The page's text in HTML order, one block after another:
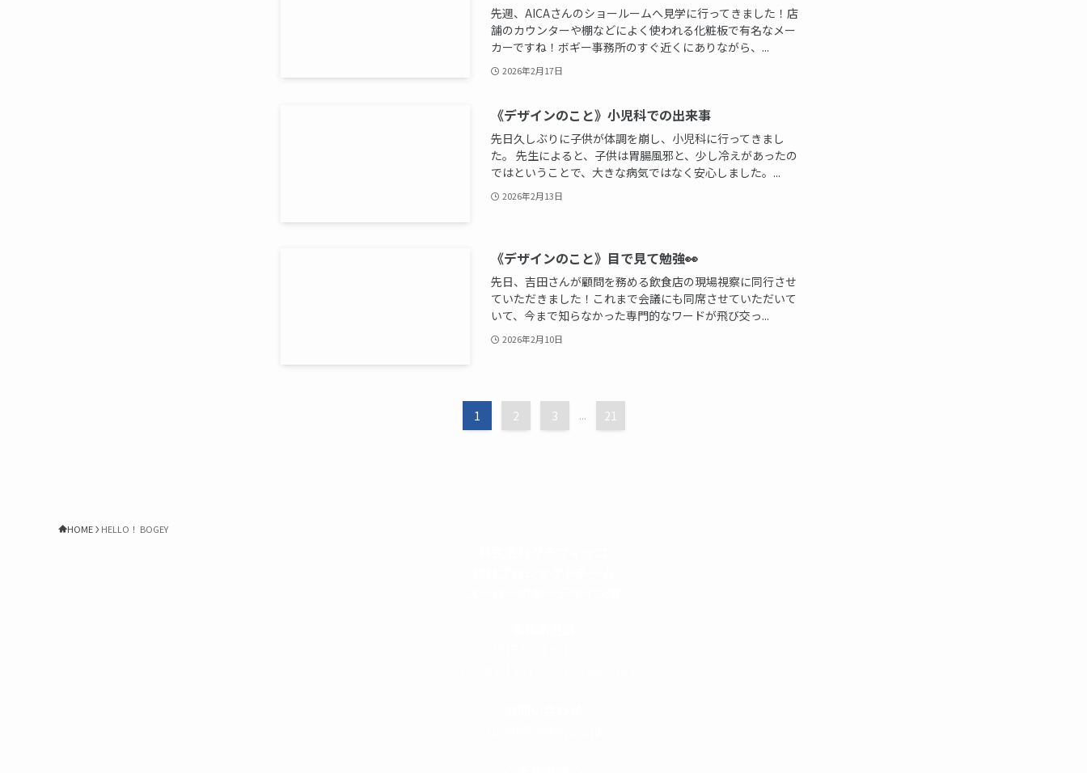
先週、AICAさんのショールームへ見学に行ってきました！店
舗のカウンターや棚などによく使われる化粧板で有名なメー
カーですね！ボギー事務所のすぐ近くにありながら、...
2026年2月17日
《デザインのこと》小児科での出来事
先日久しぶりに子供が体調を崩し、小児科に行ってきまし
た。 先生によると、子供は胃腸風邪と、少し冷えがあったの
ではということで、大きな病気ではなく安心しました。...
2026年2月13日
《デザインのこと》目で見て勉強👀
先日、吉田さんが顧問を務める飲食店の現場視察に同行させ
ていただきました！これまで会議にも同席させていただいて
いて、今まで知らなかった専門的なワードが飛び交っ...
2026年2月10日
1 2 3 ... 21
HOME HELLO！ BOGEY